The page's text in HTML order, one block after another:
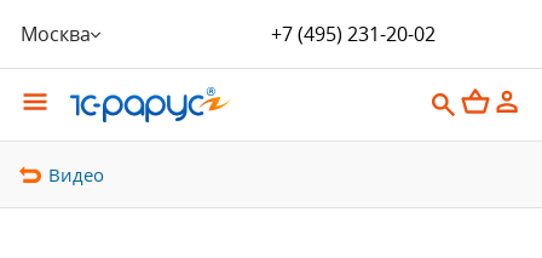
Москва +7 (495) 231-20-02
Видео